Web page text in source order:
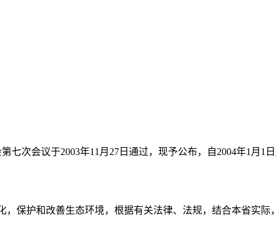
次会议于2003年11月27日通过，现予公布，自2004年1月1日
保护和改善生态环境，根据有关法律、法规，结合本省实际